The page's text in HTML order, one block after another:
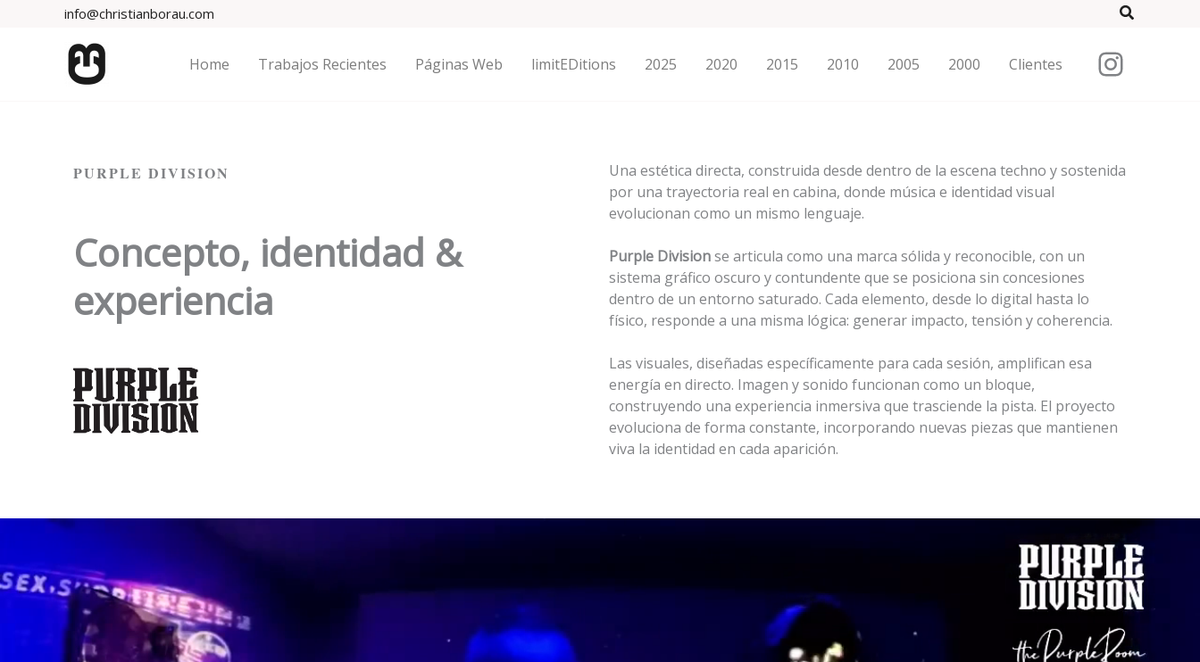
info@christianborau.com Search
Home Trabajos Recientes Páginas Web limitEDitions 2025 2020 2015 2010 2005 2000 Clientes
PURPLE DIVISION
Concepto, identidad &
experiencia
Una estética directa, construida desde dentro de la escena techno y sostenida
por una trayectoria real en cabina, donde música e identidad visual
evolucionan como un mismo lenguaje.
Purple Divisionse articula como una marca sólida y reconocible, con un
sistema gráfico oscuro y contundente que se posiciona sin concesiones
dentro de un entorno saturado. Cada elemento, desde lo digital hasta lo
físico, responde a una misma lógica: generar impacto, tensión y coherencia.
Las visuales, diseñadas específicamente para cada sesión, amplifican esa
energía en directo. Imagen y sonido funcionan como un bloque,
construyendo una experiencia inmersiva que trasciende la pista. El proyecto
evoluciona de forma constante, incorporando nuevas piezas que mantienen
viva la identidad en cada aparición.